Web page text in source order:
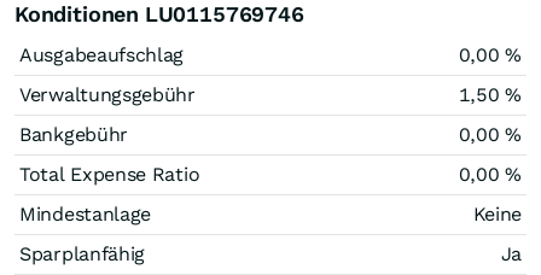
Konditionen LU0115769746
Ausgabeaufschlag
0,00 %
Verwaltungsgebühr
1,50 %
Bankgebühr
0,00 %
Total Expense Ratio
0,00 %
Mindestanlage
Keine
Sparplanfähig
Ja